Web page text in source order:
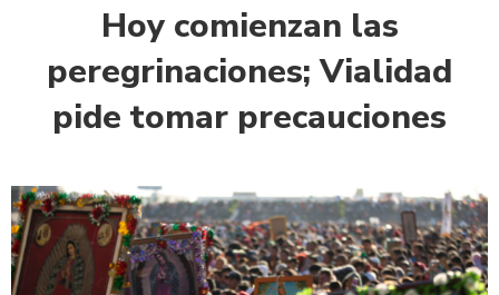
Hoy comienzan las
peregrinaciones; Vialidad
pide tomar precauciones